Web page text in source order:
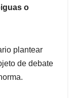
o
plantear
de debate